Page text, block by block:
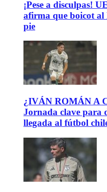
¡Pese a disculpas!
afirma que boicot
pie
¿IVÁN ROMÁN A
Jornada clave para
llegada al fútbol